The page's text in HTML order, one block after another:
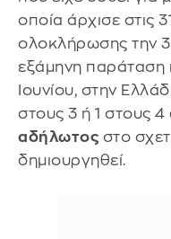
οποία άρχισε στις
ολοκλήρωσης την
εξάμηνη παράταση
Ιουνίου, στην
στους 3 ή 1 στους
αδήλωτος στο
δημιουργηθεί.